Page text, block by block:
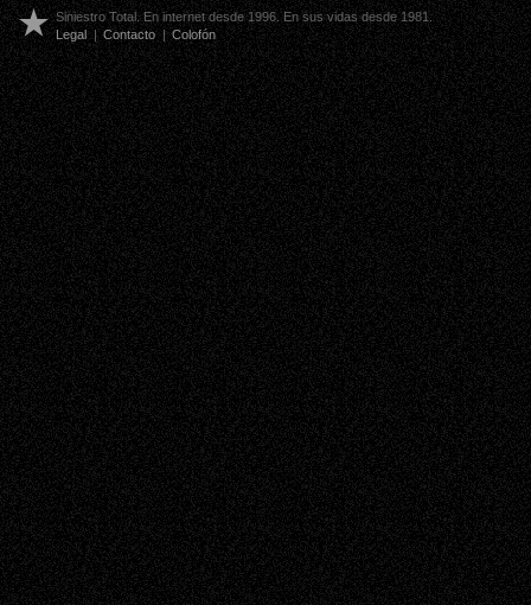
Siniestro Total. En internet desde 1996. En sus vidas desde 1981.
Legal | Contacto | Colofón